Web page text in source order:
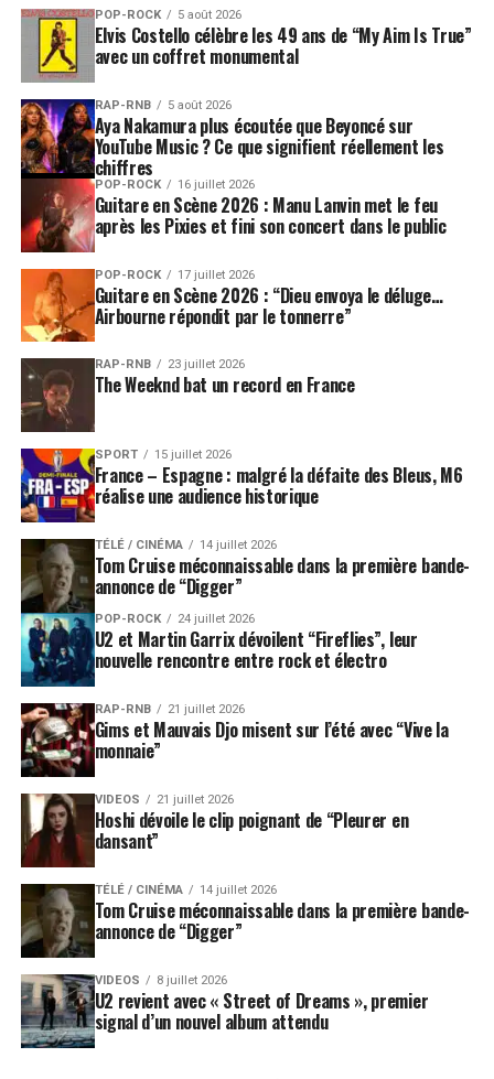
POP-ROCK 5 août 2026
Elvis Costello célèbre les 49 ans de “My Aim Is True”
avec un coffret monumental
RAP-RNB 5 août 2026
Aya Nakamura plus écoutée que Beyoncé sur
YouTube Music ? Ce que signifient réellement les
chiffres
POP-ROCK 16 juillet 2026
Guitare en Scène 2026 : Manu Lanvin met le feu
après les Pixies et fini son concert dans le public
POP-ROCK 17 juillet 2026
Guitare en Scène 2026 : “Dieu envoya le déluge…
Airbourne répondit par le tonnerre”
RAP-RNB 23 juillet 2026
The Weeknd bat un record en France
SPORT 15 juillet 2026
France – Espagne : malgré la défaite des Bleus, M6
réalise une audience historique
TÉLÉ / CINÉMA 14 juillet 2026
Tom Cruise méconnaissable dans la première bande-
annonce de “Digger”
POP-ROCK 24 juillet 2026
U2 et Martin Garrix dévoilent “Fireflies”, leur
nouvelle rencontre entre rock et électro
RAP-RNB 21 juillet 2026
Gims et Mauvais Djo misent sur l’été avec “Vive la
monnaie”
VIDEOS 21 juillet 2026
Hoshi dévoile le clip poignant de “Pleurer en
dansant”
TÉLÉ / CINÉMA 14 juillet 2026
Tom Cruise méconnaissable dans la première bande-
annonce de “Digger”
VIDEOS 8 juillet 2026
U2 revient avec « Street of Dreams », premier
signal d’un nouvel album attendu